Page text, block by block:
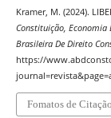
Kramer, M. (2024).
Constituição, Economia
Brasileira De Direito
https://
Fomatos de Citação